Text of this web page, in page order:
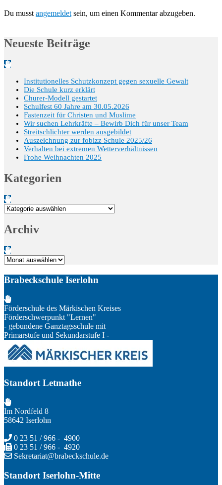
Du musst angemeldet sein, um einen Kommentar abzugeben.
Neueste Beiträge
Institutionelles Schutzkonzept gegen sexuelle Gewalt
Die Schule kurz erklärt
Churer-Modell gestartet
Schulfest 60 Jahre am 30.05.2026
Fastenzeit für Christen und Muslime
Wir suchen Lehrkräfte – Bewirb Dich für unser Team
Streitschlichter werden ausgebildet
Auszeichnung zur fobizz Schule 2025/26
Verhalten bei extremen Wetterverhältnissen
Frohe Weihnachten 2025
Kategorien
Kategorien
Archiv
Archiv
Brabeckschule Iserlohn
Förderschule des Märkischen Kreises
Förderschwerpunkt "Lernen"
- gebundene Ganztagsschule mit
Primarstufe und Sekundarstufe I -
Standort Letmathe
Im Nordfeld 8
58642 Iserlohn
0 23 51 / 966 - 4900
0 23 51 / 966 - 4920
Sekretariat@brabeckschule.de
Standort Iserlohn-Mitte